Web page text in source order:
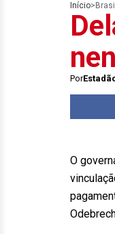
Início> Brasil
Por
O